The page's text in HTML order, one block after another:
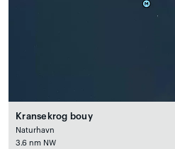
Kransekrog bouy
Naturhavn
3.6 nm NW